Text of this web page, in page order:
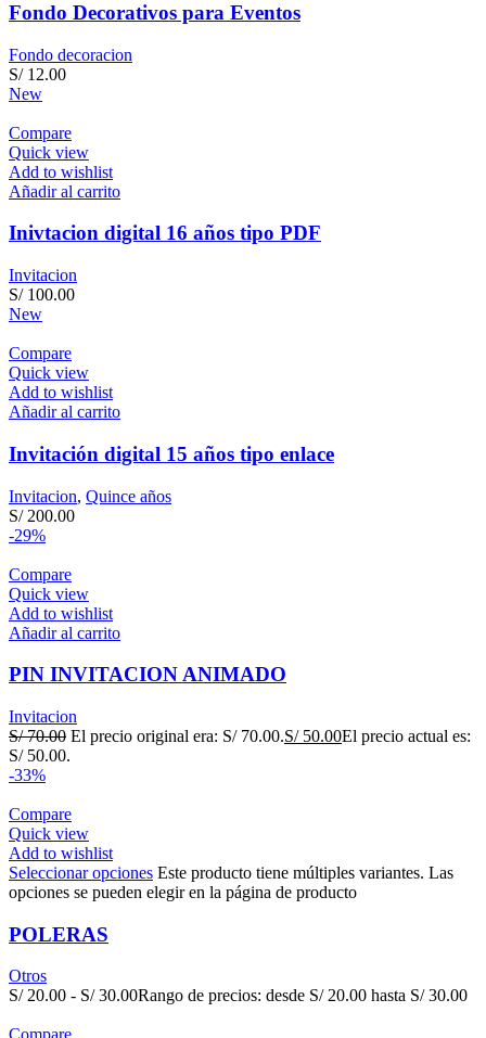
Fondo Decorativos para Eventos
Fondo decoracion
S/12.00
New
Compare
Quick view
Add to wishlist
Añadir al carrito
Inivtacion digital 16 años tipo PDF
Invitacion
S/100.00
New
Compare
Quick view
Add to wishlist
Añadir al carrito
Invitación digital 15 años tipo enlace
Invitacion, Quince años
S/200.00
-29%
Compare
Quick view
Add to wishlist
Añadir al carrito
PIN INVITACION ANIMADO
Invitacion
S/70.00 El precio original era: S/ 70.00.S/50.00El precio actual es:
S/ 50.00.
-33%
Compare
Quick view
Add to wishlist
Seleccionar opciones Este producto tiene múltiples variantes. Las
opciones se pueden elegir en la página de producto
POLERAS
Otros
S/20.00 - S/30.00Rango de precios: desde S/ 20.00 hasta S/ 30.00